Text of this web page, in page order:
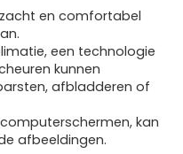
zacht en comfortabel
een technologie
kunnen
afbladderen of
computerschermen, kan
afbeeldingen.